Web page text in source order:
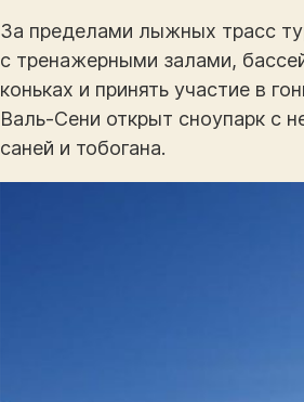
За пределами лыжных трасс
с тренажерными залами,
коньках и принять участие в
Валь-Сени открыт сноупарк с
саней и тобогана.